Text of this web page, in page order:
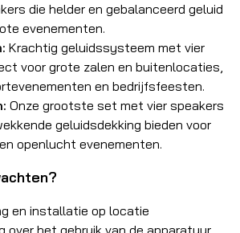
die helder en gebalanceerd geluid
evenementen.
Krachtig geluidssysteem met vier
voor grote zalen en buitenlocaties,
en bedrijfsfeesten.
Onze grootste set met vier speakers
geluidsdekking bieden voor
openlucht evenementen.
en installatie op locatie